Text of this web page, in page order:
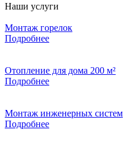
Наши услуги
Монтаж горелок
Подробнее
Отопление для дома 200 м²
Подробнее
Монтаж инженерных систем
Подробнее